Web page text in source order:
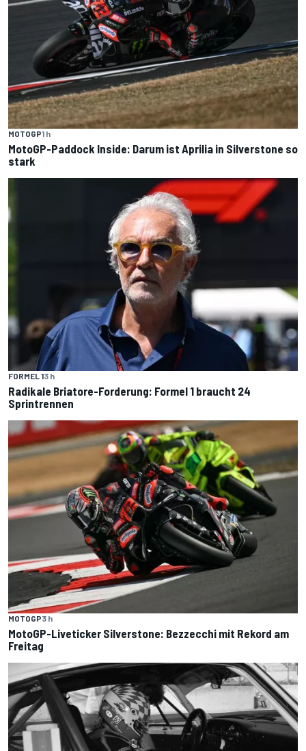
MOTOGP1 h
MotoGP-Paddock Inside: Darum ist Aprilia in Silverstone so
stark
FORMEL 13 h
Radikale Briatore-Forderung: Formel 1 braucht 24
Sprintrennen
MOTOGP3 h
MotoGP-Liveticker Silverstone: Bezzecchi mit Rekord am
Freitag